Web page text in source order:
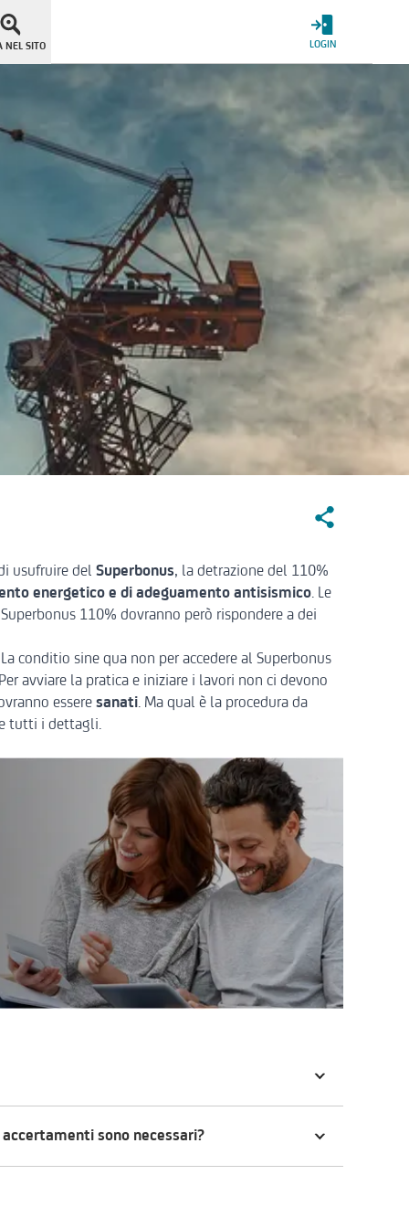
NEL SITO LOGIN
Social
usufruire del Superbonus, la detrazione del 110%
energetico e di adeguamento antisismico. Le
110% dovranno però rispondere a dei
La conditio sine qua non per accedere al Superbonus
avviare la pratica e iniziare i lavori non ci devono
esseresanati. Ma qual è la procedura da
tutti i dettagli.
sono necessari?